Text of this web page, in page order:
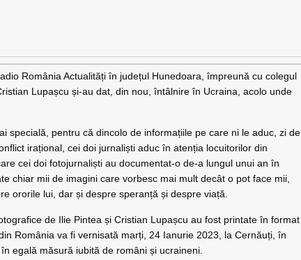
România Actualități în județul Hunedoara, împreună cu colegul
Lupașcu și-au dat, din nou, întâlnire în Ucraina, acolo unde
specială, pentru că dincolo de informațiile pe care ni le aduc, zi de
irațional, cei doi jurnaliști aduc în atenția locuitorilor din
cei doi fotojurnaliști au documentat-o de-a lungul unui an în
chiar mii de imagini care vorbesc mai mult decât o pot face mii,
ororile lui, dar și despre speranță și despre viață.
de Ilie Pintea și Cristian Lupașcu au fost printate în format
România va fi vernisată marți, 24 Ianurie 2023, la Cernăuți, în
egală măsură iubită de români și ucraineni.